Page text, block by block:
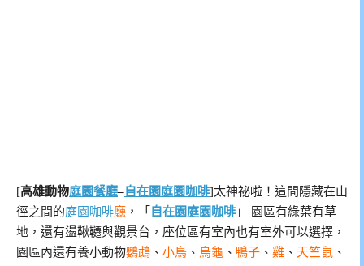
[高雄動物庭園餐廳– 自在園庭園咖啡]太神祕啦！這間隱藏在山
徑之間的庭園咖啡廳 ，「 自在園庭園咖啡 」 園區有綠葉有草
地，還有盪鞦韆與觀景台，座位區有室內也有室外可以選擇，
園區內還有養小動物鸚鵡 、 小鳥 、 烏龜 、 鴨子 、 雞 、 天竺鼠 、